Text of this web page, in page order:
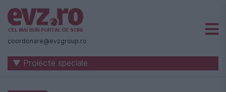
Știri
naționale
internaționale
coordonare@evzgroup.ro
▼ Proiecte speciale